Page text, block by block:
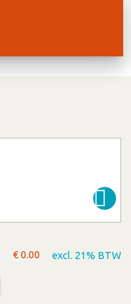
€0.00 excl. 21% BTW